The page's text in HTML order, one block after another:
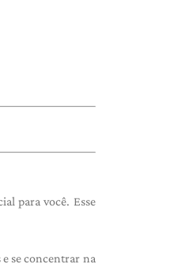
para você. Esse
se concentrar na